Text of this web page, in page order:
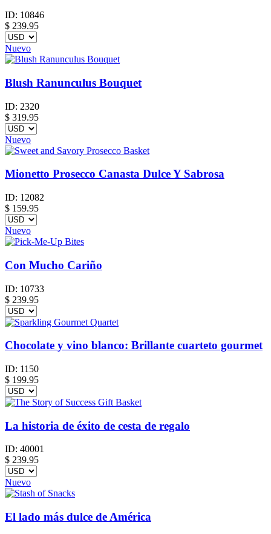
ID: 10846
$ 239.95
Nuevo
Blush Ranunculus Bouquet
ID: 2320
$ 319.95
Nuevo
Mionetto Prosecco Canasta Dulce Y Sabrosa
ID: 12082
$ 159.95
Nuevo
Con Mucho Cariño
ID: 10733
$ 239.95
Chocolate y vino blanco: Brillante cuarteto gourmet
ID: 1150
$ 199.95
La historia de éxito de cesta de regalo
ID: 40001
$ 239.95
Nuevo
El lado más dulce de América